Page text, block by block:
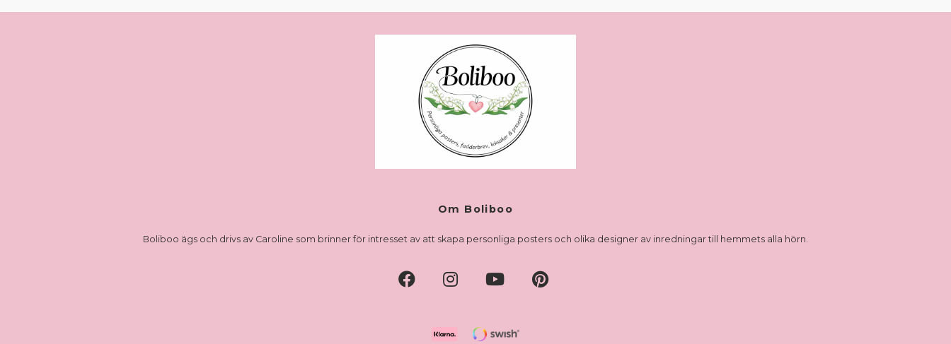
Om Boliboo
Boliboo ägs och drivs av Caroline som brinner för intresset av att skapa personliga posters och olika designer av inredningar till hemmets alla hörn.